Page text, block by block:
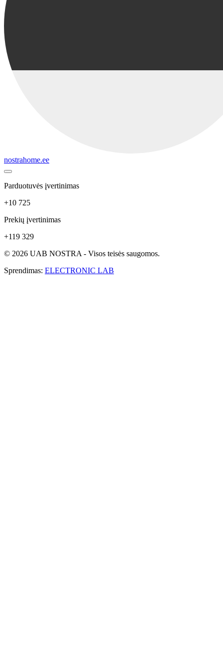
nostrahome.ee
Parduotuvės įvertinimas
+10 725
Prekių įvertinimas
+119 329
© 2026 UAB NOSTRA - Visos teisės saugomos.
Sprendimas: ELECTRONIC LAB